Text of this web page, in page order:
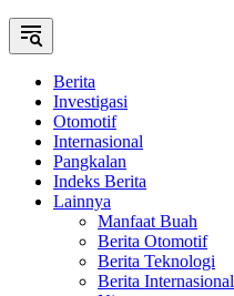
Berita
Investigasi
Otomotif
Internasional
Pangkalan
Indeks Berita
Lainnya
Manfaat Buah
Berita Otomotif
Berita Teknologi
Berita Internasional